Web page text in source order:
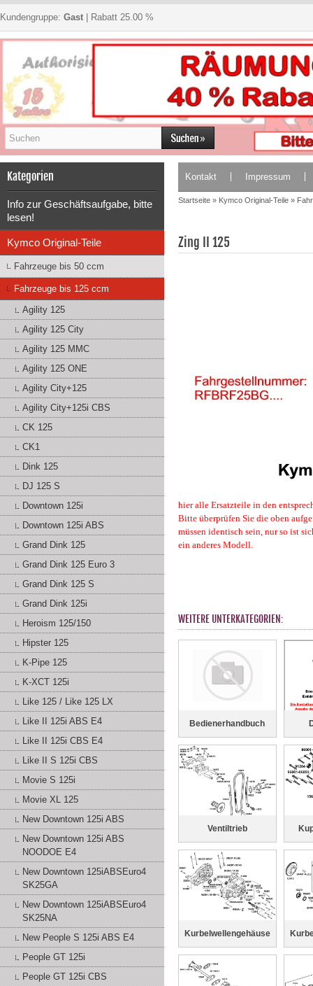
Kundengruppe: Gast | Rabatt 25.00 %
Kategorien
Info zur Geschäftsaufgabe, bitte
lesen!
Kymco Original-Teile
Fahrzeuge bis 50 ccm
Fahrzeuge bis 125 ccm
Agility 125
Agility 125 City
Agility 125 MMC
Agility 125 ONE
Agility City+125
Agility City+125i CBS
CK 125
CK1
Dink 125
DJ 125 S
Downtown 125i
Downtown 125i ABS
Grand Dink 125
Grand Dink 125 Euro 3
Grand Dink 125 S
Grand Dink 125i
Heroism 125/150
Hipster 125
K-Pipe 125
K-XCT 125i
Like 125 / Like 125 LX
Like II 125i ABS E4
Like II 125i CBS E4
Like II S 125i CBS
Movie S 125i
Movie XL 125
New Downtown 125i ABS
New Downtown 125i ABS
NOODOE E4
New Downtown 125iABSEuro4
SK25GA
New Downtown 125iABSEuro4
SK25NA
New People S 125i ABS E4
People GT 125i
People GT 125i CBS
Kontakt Impressum
Startseite » Kymco Original-Teile »
Zing II 125
hier alle Ersatzteile in den
Bitte überprüfen Sie die oben
müssen identisch sein, nur so ist
ein anderes Modell.
WEITERE UNTERKATEGORIEN:
Bedienerhandbuch
Ventiltrieb
Kurbelwellengehäuse